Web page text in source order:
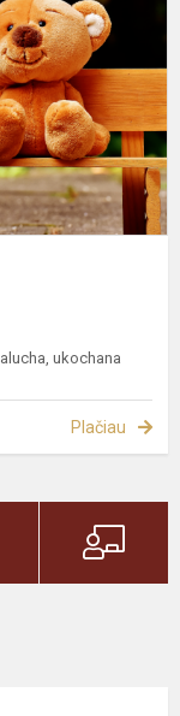
ukochana
Plačiau